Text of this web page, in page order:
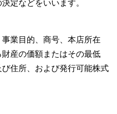
定などをいいます。
業目的、商号、本店所在
産の価額またはその最低
住所、および発行可能株式